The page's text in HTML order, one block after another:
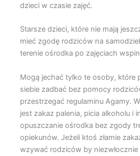
dzieci w czasie zajęć.
Starsze dzieci, które nie mają
mieć zgodę rodziców na
terenie ośrodka po zajęciach
Mogą jechać tylko te osoby, które
siebie zadbać bez pomocy
przestrzegać regulaminu Agamy.
jest zakaz palenia, picia alkoholu i
opuszczanie ośrodka bez zgody
opiekunów. Jeżeli ktoś złamie
wzywać rodziców by